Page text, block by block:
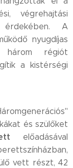
végrehajtási
érdekében. A
nyugdíjas
három régiót
a kistérségi
és szülőket
előadásával
vett részt, 42